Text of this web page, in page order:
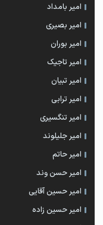
امیر بامداد
امیر بصیری
امیر بوران
امیر تاجیک
امیر تبیان
امیر ترابی
امیر تنگسیری
امیر جلیلوند
امیر حاتم
امیر حسن وند
امیر حسین آقایی
امیر حسین زاده